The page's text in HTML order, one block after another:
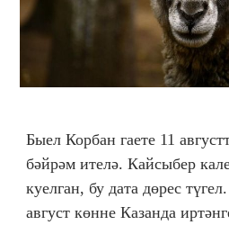
Быел Корбан гаете 11
бәйрәм ителә. Кайсыбер
куелган, бу дата дөрес
август көнне Казанда